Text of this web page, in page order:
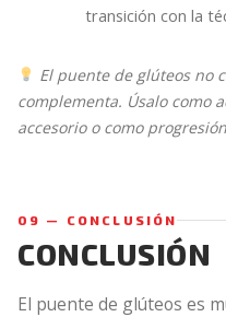
transición con la
El puente de glúteos
complementa. Úsalo como
accesorio o como
09 — CONCLUSIÓN
CONCLUSIÓN
El puente de glúteos es